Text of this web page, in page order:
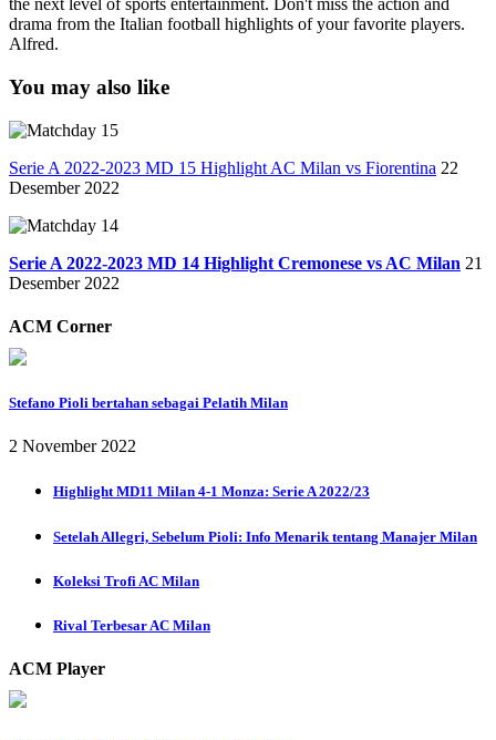
the next level of sports entertainment. Don't miss the action and
drama from the Italian football highlights of your favorite players.
Alfred.
You may also like
Serie A 2022-2023 MD 15 Highlight AC Milan vs Fiorentina 22
Desember 2022
Serie A 2022-2023 MD 14 Highlight Cremonese vs AC Milan 21
Desember 2022
ACM Corner
Stefano Pioli bertahan sebagai Pelatih Milan
2 November 2022
Highlight MD11 Milan 4-1 Monza: Serie A 2022/23
Setelah Allegri, Sebelum Pioli: Info Menarik tentang Manajer Milan
Koleksi Trofi AC Milan
Rival Terbesar AC Milan
ACM Player